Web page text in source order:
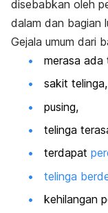
disebabkan oleh
dalam dan bagian
Gejala umum dari
merasa ada
sakit telinga,
pusing,
telinga
terdapat
telinga
kehilangan